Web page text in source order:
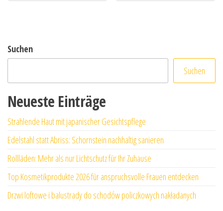
Suchen
Suchen
Neueste Einträge
Strahlende Haut mit japanischer Gesichtspflege
Edelstahl statt Abriss: Schornstein nachhaltig sanieren
Rollläden: Mehr als nur Lichtschutz für Ihr Zuhause
Top Kosmetikprodukte 2026 für anspruchsvolle Frauen entdecken
Drzwi loftowe i balustrady do schodów policzkowych nakładanych